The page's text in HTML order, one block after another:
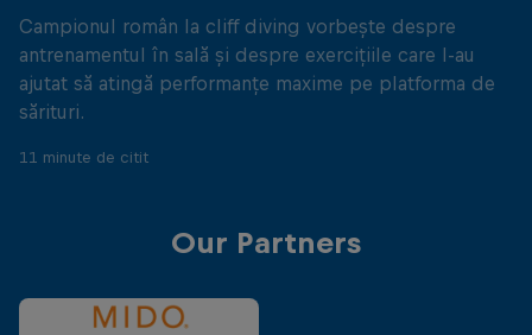
Campionul român la cliff diving vorbește despre
antrenamentul în sală și despre exercițiile care l-au
ajutat să atingă performanțe maxime pe platforma de
sărituri.
11 minute de citit
Our Partners